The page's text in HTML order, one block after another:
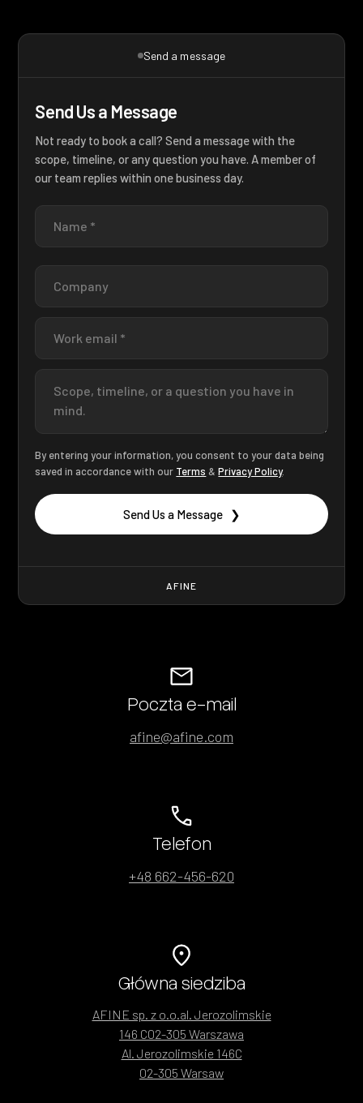
Send a message
Send Us a Message
Not ready to book a call? Send a message with the
scope, timeline, or any question you have. A member of
our team replies within one business day.
By entering your information, you consent to your data being
saved in accordance with our Terms & Privacy Policy.
AFINE
Poczta e-mail
afine@afine.com
Telefon
+48 662-456-620
Główna siedziba
AFINE sp. z o.o.al. Jerozolimskie
146 C02-305 Warszawa
Al. Jerozolimskie 146C
02-305 Warsaw